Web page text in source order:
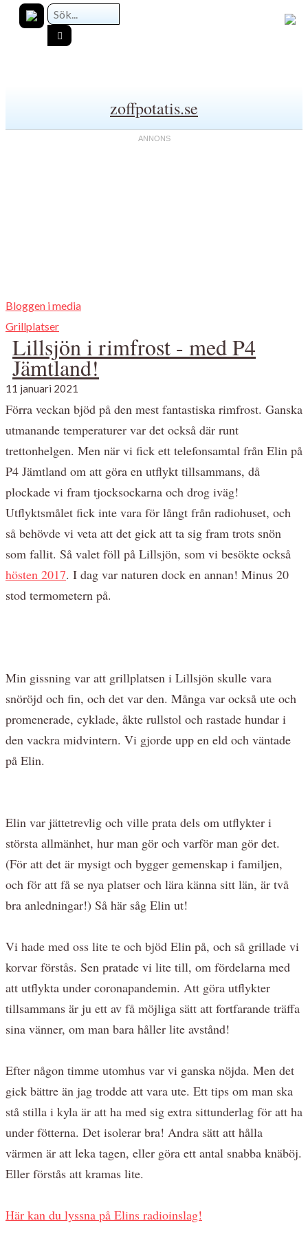
zoffpotatis.se
Bloggen i media
Grillplatser
Lillsjön i rimfrost - med P4
Jämtland!
11 januari 2021
Förra veckan bjöd på den mest fantastiska rimfrost. Ganska
utmanande temperaturer var det också där runt
trettonhelgen. Men när vi fick ett telefonsamtal från Elin på
P4 Jämtland om att göra en utflykt tillsammans, då
plockade vi fram tjocksockarna och drog iväg!
Utflyktsmålet fick inte vara för långt från radiohuset, och
så behövde vi veta att det gick att ta sig fram trots snön
som fallit. Så valet föll på Lillsjön, som vi besökte också
hösten 2017. I dag var naturen dock en annan! Minus 20
stod termometern på.
Min gissning var att grillplatsen i Lillsjön skulle vara
snöröjd och fin, och det var den. Många var också ute och
promenerade, cyklade, åkte rullstol och rastade hundar i
den vackra midvintern. Vi gjorde upp en eld och väntade
på Elin.
Elin var jättetrevlig och ville prata dels om utflykter i
största allmänhet, hur man gör och varför man gör det.
(För att det är mysigt och bygger gemenskap i familjen,
och för att få se nya platser och lära känna sitt län, är två
bra anledningar!) Så här såg Elin ut!
Vi hade med oss lite te och bjöd Elin på, och så grillade vi
korvar förstås. Sen pratade vi lite till, om fördelarna med
att utflykta under coronapandemin. Att göra utflykter
tillsammans är ju ett av få möjliga sätt att fortfarande träffa
sina vänner, om man bara håller lite avstånd!
Efter någon timme utomhus var vi ganska nöjda. Men det
gick bättre än jag trodde att vara ute. Ett tips om man ska
stå stilla i kyla är att ha med sig extra sittunderlag för att ha
under fötterna. Det isolerar bra! Andra sätt att hålla
värmen är att leka tagen, eller göra ett antal snabba knäböj.
Eller förstås att kramas lite.
Här kan du lyssna på Elins radioinslag!